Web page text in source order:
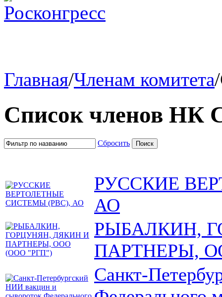
Главная/Членам комитета/
Список членов
Сбросить
РУССКИЕ
АО
РЫБАЛКИН,
ПАРТНЕРЫ,
Санкт-